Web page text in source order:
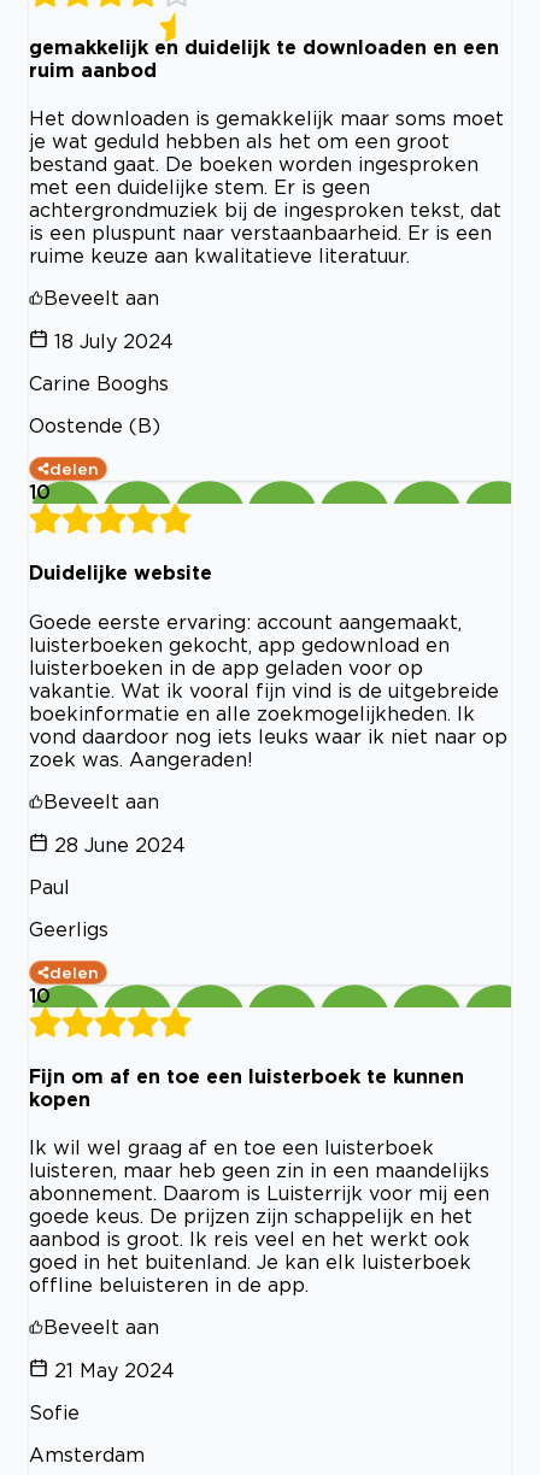
gemakkelijk en duidelijk te downloaden en een
ruim aanbod
Het downloaden is gemakkelijk maar soms moet
je wat geduld hebben als het om een groot
bestand gaat. De boeken worden ingesproken
met een duidelijke stem. Er is geen
achtergrondmuziek bij de ingesproken tekst, dat
is een pluspunt naar verstaanbaarheid. Er is een
ruime keuze aan kwalitatieve literatuur.
Beveelt aan
18 July 2024
Carine Booghs
Oostende (B)
delen
10
Duidelijke website
Goede eerste ervaring: account aangemaakt,
luisterboeken gekocht, app gedownload en
luisterboeken in de app geladen voor op
vakantie. Wat ik vooral fijn vind is de uitgebreide
boekinformatie en alle zoekmogelijkheden. Ik
vond daardoor nog iets leuks waar ik niet naar op
zoek was. Aangeraden!
Beveelt aan
28 June 2024
Paul
Geerligs
delen
10
Fijn om af en toe een luisterboek te kunnen
kopen
Ik wil wel graag af en toe een luisterboek
luisteren, maar heb geen zin in een maandelijks
abonnement. Daarom is Luisterrijk voor mij een
goede keus. De prijzen zijn schappelijk en het
aanbod is groot. Ik reis veel en het werkt ook
goed in het buitenland. Je kan elk luisterboek
offline beluisteren in de app.
Beveelt aan
21 May 2024
Sofie
Amsterdam